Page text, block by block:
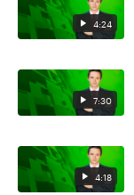
4:24
7:30
4:18